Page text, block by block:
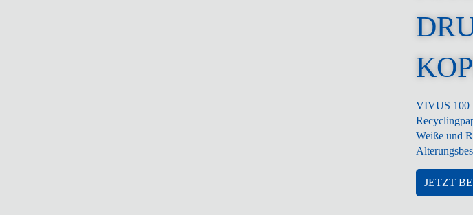
VIVUS 100
Weiße und
JETZT